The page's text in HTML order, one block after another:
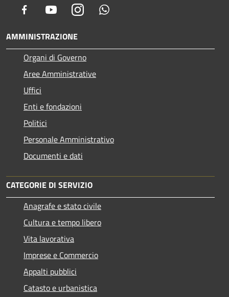
Facebook YoutubeInstagram
AMMINISTRAZIONE
Organi di Governo
Aree Amministrative
Uffici
Enti e fondazioni
Politici
Personale Amministrativo
Documenti e dati
CATEGORIE DI SERVIZIO
Anagrafe e stato civile
Cultura e tempo libero
Vita lavorativa
Imprese e Commercio
Appalti pubblici
Catasto e urbanistica